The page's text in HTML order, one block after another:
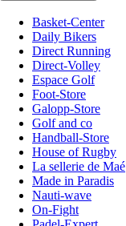
Basket-Center
Daily Bikers
Direct Running
Direct-Volley
Espace Golf
Foot-Store
Galopp-Store
Golf and co
Handball-Store
House of Rugby
La sellerie de Maé
Made in Paradis
Nauti-wave
On-Fight